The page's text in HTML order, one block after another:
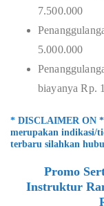
7.500.000
5.000.000
biayanya Rp.
* DISCLAIMER ON
merupakan indikasi/
terbaru silahkan
Promo
Instruktur